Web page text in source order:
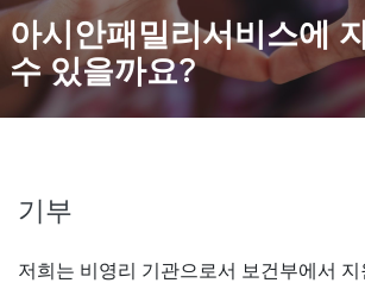
아시안패밀리서비스에
수 있을까요?
기부
저희는 비영리 기관으로서 보건부에서